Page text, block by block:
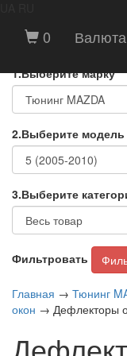
0 Валюта
ВЫБЕРИТЕ
1.Выберите марку
2.Выберите модель
3.Выберите
Фильтровать
Главная → Тюнинг
окон → Дефлекторы